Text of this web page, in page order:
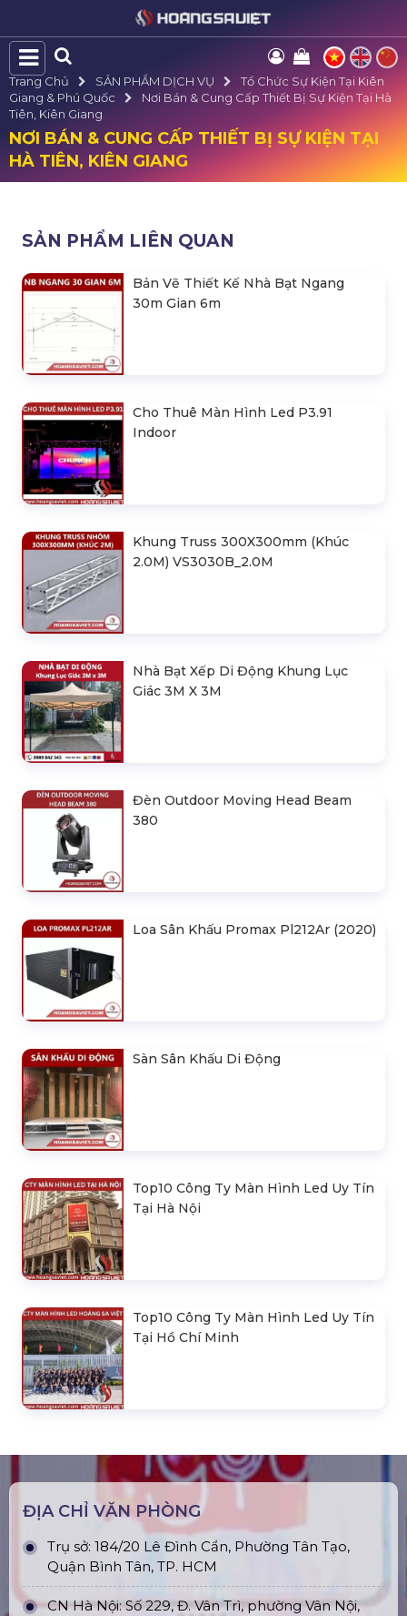
Trang Chủ SẢN PHẨM DỊCH VỤ
Tổ Chức Sự Kiện Tại Kiên
Giang & Phú Quốc
Nơi Bán & Cung Cấp Thiết Bị Sự Kiện Tại Hà
Tiên, Kiên Giang
NƠI BÁN & CUNG CẤP THIẾT BỊ SỰ KIỆN TẠI
HÀ TIÊN, KIÊN GIANG
SẢN PHẨM LIÊN QUAN
Bản Vẽ Thiết Kế Nhà Bạt Ngang
30m Gian 6m
Cho Thuê Màn Hình Led P3.91
Indoor
Khung Truss 300X300mm (Khúc
2.0M) VS3030B_2.0M
Nhà Bạt Xếp Di Động Khung Lục
Giác 3M X 3M
Đèn Outdoor Moving Head Beam
380
Loa Sân Khấu Promax Pl212Ar (2020)
Sàn Sân Khấu Di Động
Top10 Công Ty Màn Hình Led Uy Tín
Tại Hà Nội
Top10 Công Ty Màn Hình Led Uy Tín
Tại Hồ Chí Minh
ĐỊA CHỈ VĂN PHÒNG
Trụ sở: 184/20 Lê Đình Cẩn, Phường Tân Tạo,
Quận Bình Tân, TP. HCM
CN Hà Nội: Số 229, Đ. Vân Trì, phường Vân Nội,